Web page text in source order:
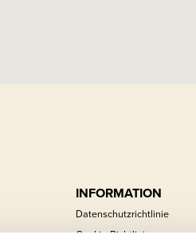
INFORMATION
Datenschutzrichtlinie
Cookie-Richtlinie